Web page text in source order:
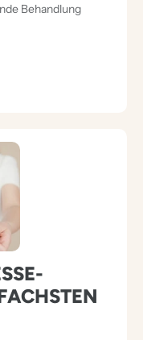
Behandlung